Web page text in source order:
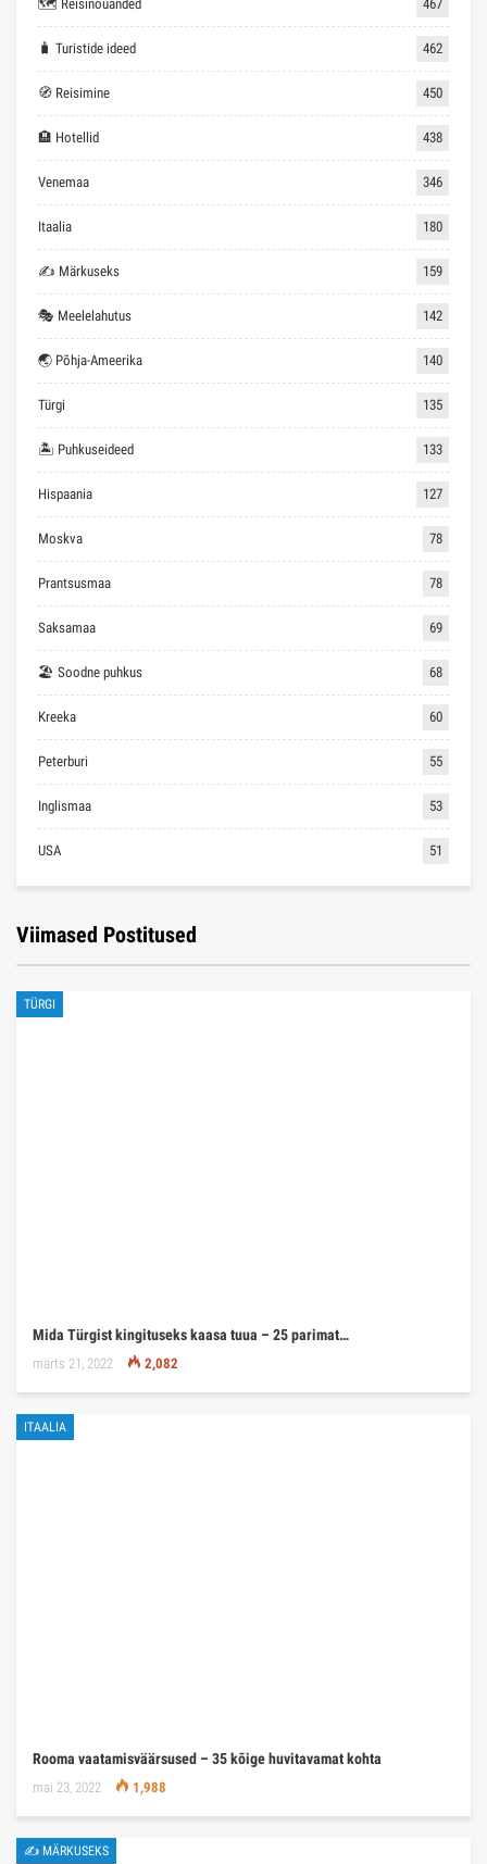
🗺 Reisinõuanded 467
🧳 Turistide ideed 462
🧭 Reisimine 450
🏨 Hotellid 438
Venemaa 346
Itaalia 180
✍ Märkuseks 159
🎭 Meelelahutus 142
🌏 Põhja-Ameerika 140
Türgi 135
🏝 Puhkuseideed 133
Hispaania 127
Moskva 78
Prantsusmaa 78
Saksamaa 69
🏖 Soodne puhkus 68
Kreeka 60
Peterburi 55
Inglismaa 53
USA 51
Viimased Postitused
TÜRGI
Mida Türgist kingituseks kaasa tuua – 25 parimat…
märts 21, 2022 2,082
ITAALIA
Rooma vaatamisväärsused – 35 kõige huvitavamat kohta
mai 23, 2022 1,988
✍ MÄRKUSEKS